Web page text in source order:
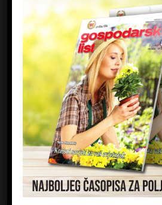
Sigurnost plaćanja
Prijavite se na newsletter
Email